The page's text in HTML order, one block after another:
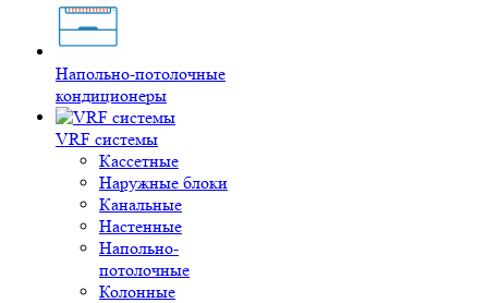
Напольно-потолочные
кондиционеры
VRF системы
Кассетные
Наружные блоки
Канальные
Настенные
Напольно-
потолочные
Колонные